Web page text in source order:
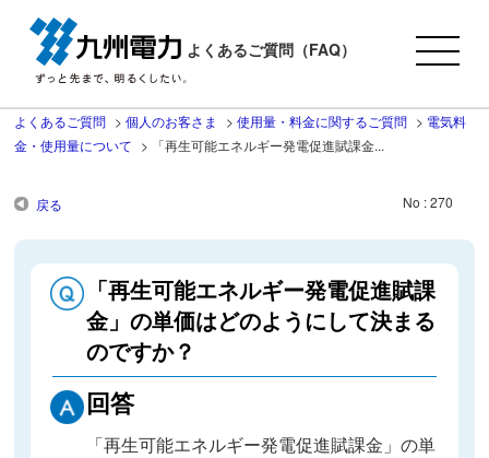
よくあるご質問（FAQ）
よくあるご質問 >個人のお客さま >使用量・料金に関するご質問 > 電気料
金・使用量について > 「再生可能エネルギー発電促進賦課金...
戻る No : 270
「再生可能エネルギー発電促進賦課
金」の単価はどのようにして決まる
のですか？
回答
「再生可能エネルギー発電促進賦課金」の単